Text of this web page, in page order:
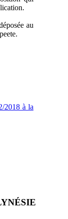
au
2018 à la